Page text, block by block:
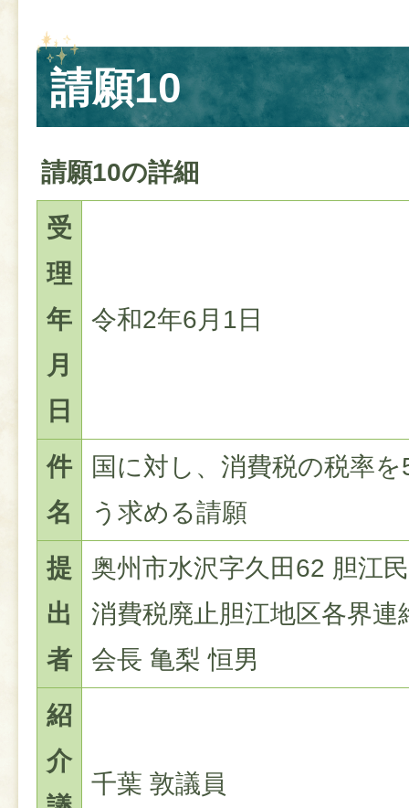
請願10
請願10の詳細
受
理
年
月
日
令和2年6月1日
件
名
国に対し、消費税の税率
う求める請願
提
出
者
奥州市水沢字久田62 胆江
消費税廃止胆江地区各界連
会長 亀梨 恒男
紹
介
千葉 敦議員